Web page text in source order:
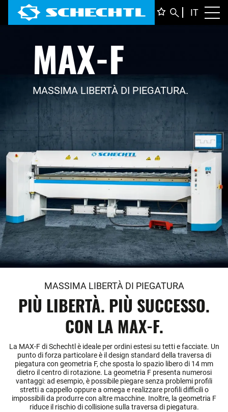
IT
MAX-F
MASSIMA LIBERTÀ DI PIEGATURA.
MASSIMA LIBERTÀ DI PIEGATURA
PIÙ LIBERTÀ. PIÙ SUCCESSO.
CON LA MAX-F.
La MAX-F di Schechtl è ideale per ordini estesi su tetti e facciate. Un
punto di forza particolare è il design standard della traversa di
piegatura con geometria F, che sposta lo spazio libero di 14 mm
dietro il centro di rotazione. La geometria F presenta numerosi
vantaggi: ad esempio, è possibile piegare senza problemi profili
stretti a cappello oppure a omega e realizzare profili difficili o
impossibili da produrre con altre macchine. Inoltre, la geometria F
riduce il rischio di collisione sulla traversa di piegatura.